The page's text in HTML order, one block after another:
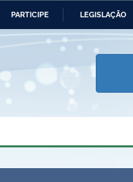
PARTICIPE LEGISLAÇÃO
da Economia
Direitos Humanos